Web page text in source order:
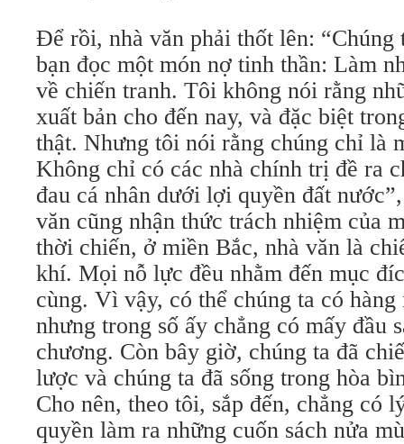
Để rồi, nhà văn phải thốt lên: “Chúng
bạn đọc một món nợ tinh thần: Làm
về chiến tranh. Tôi không nói rằng
xuất bản cho đến nay, và đặc biệt
thật. Nhưng tôi nói rằng chúng chỉ là
Không chỉ có các nhà chính trị đề ra
đau cá nhân dưới lợi quyền đất
văn cũng nhận thức trách nhiệm của
thời chiến, ở miền Bắc, nhà văn là
khí. Mọi nỗ lực đều nhằm đến mục
cùng. Vì vậy, có thể chúng ta có hàng
nhưng trong số ấy chẳng có mấy đầu
chương. Còn bây giờ, chúng ta đã
lược và chúng ta đã sống trong hòa
Cho nên, theo tôi, sắp đến, chẳng có
quyền làm ra những cuốn sách nửa